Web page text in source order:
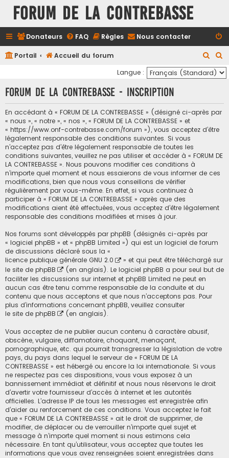
FORUM DE LA CONTREBASSE
Donateurs FAQ Règles Nous contacter
Portail Accueil du forum
e
c
e
c
c
r
Langue :
FORUM DE LA CONTREBASSE - Inscription
En accédant à « FORUM DE LA CONTREBASSE » (désigné ci-après par
« nous », « notre », « nos », « FORUM DE LA CONTREBASSE » et
« https://www.onf-contrebasse.com/forum »), vous acceptez d’être
légalement responsable des conditions suivantes. Si vous
n’acceptez pas d’être légalement responsable de toutes les
conditions suivantes, veuillez ne pas utiliser et accéder à « FORUM DE
LA CONTREBASSE ». Nous pouvons modifier ces conditions à
n’importe quel moment et nous essaierons de vous informer de ces
modifications, bien que nous vous conseillons de vérifier
régulièrement par vous-même. En effet, si vous continuez à
participer à « FORUM DE LA CONTREBASSE » après que des
modifications aient été effectuées, vous acceptez d’être légalement
responsable des conditions modifiées et mises à jour.
Nos forums sont développés par phpBB (désignés ci-après par
« logiciel phpBB » et « phpBB Limited ») qui est un logiciel de forum
de discussions déclaré sous la «
licence publique générale GNU 2.0
» et qui peut être téléchargé sur
le site de phpBB
(en anglais). Le logiciel phpBB a pour seul but de
faciliter les discussions sur internet et phpBB Limited ne peut en
aucun cas être tenu comme responsable de la conduite et du
contenu que nous acceptons et que nous n’acceptons pas. Pour
plus d’informations concernant phpBB, veuillez consulter
le site de phpBB
(en anglais).
Vous acceptez de ne publier aucun contenu à caractère abusif,
obscène, vulgaire, diffamatoire, choquant, menaçant,
pornographique, etc. qui pourrait transgresser la législation de votre
pays, du pays dans lequel le serveur de « FORUM DE LA
CONTREBASSE » est hébergé ou encore la loi internationale. Si vous
ne respectez pas ces dispositions, vous vous exposez à un
bannissement immédiat et définitif et nous nous réservons le droit
d’avertir votre fournisseur d’accès à internet et les autorités
officielles. L’adresse IP de tous les messages est enregistrée afin
d’aider au renforcement de ces conditions. Vous acceptez le fait
que « FORUM DE LA CONTREBASSE » ait le droit de supprimer, de
modifier, de déplacer ou de verrouiller n’importe quel sujet et
message à n’importe quel moment si nous estimons cela
nécessaire. En tant qu’utilisateur, vous acceptez que toutes les
informations que vous avez renseignées soient enregistrées dans